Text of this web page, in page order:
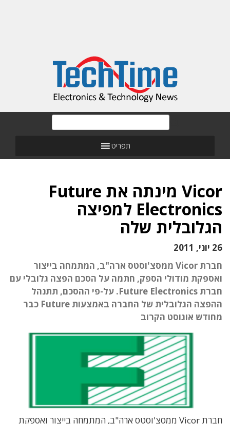
תפריט
Vicor מינתה את Future
Electronics למפיצה
הגלובלית שלה
26 יוני, 2011
חברת Vicor ממסצ'וסטס ארה"ב, המתמחה בייצור
ואספקת מודולי הספק, חתמה על הסכם הפצה גלובלי עם
חברת Future Electronics. על-פי ההסכם, תתנהל
ההפצה הגלובלית של החברה באמצעות Future כבר
מחודש אוגוסט הקרוב
חברת Vicor ממסצ'וסטס ארה"ב, המתמחה בייצור ואספקת